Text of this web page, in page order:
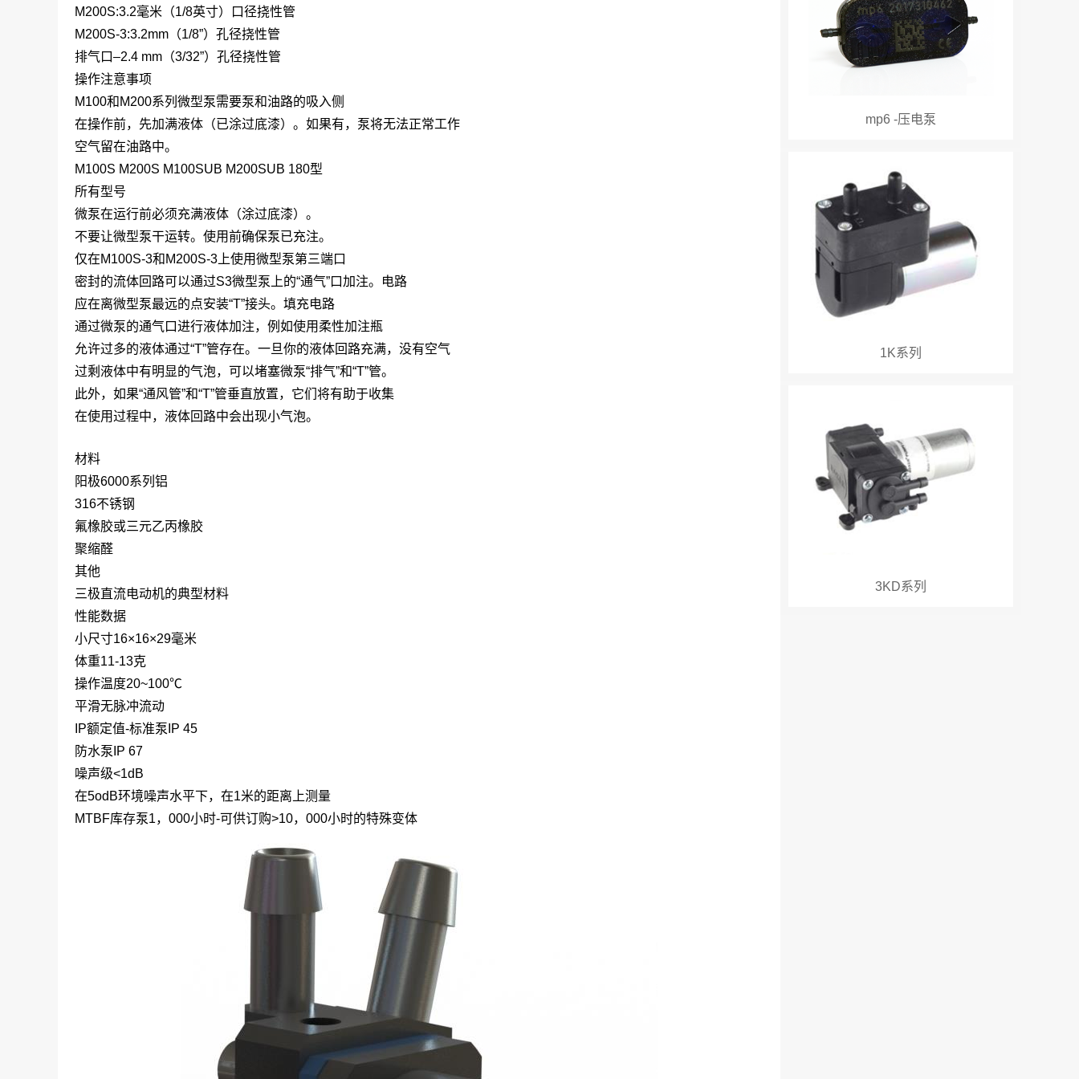
M200S:3.2毫米（1/8英寸）口径挠性管
M200S-3:3.2mm（1/8”）孔径挠性管
排气口–2.4 mm（3/32”）孔径挠性管
操作注意事项
M100和M200系列微型泵需要泵和油路的吸入侧
在操作前，先加满液体（已涂过底漆）。如果有，泵将无法正常工作
空气留在油路中。
M100S M200S M100SUB M200SUB 180型
所有型号
微泵在运行前必须充满液体（涂过底漆）。
不要让微型泵干运转。使用前确保泵已充注。
仅在M100S-3和M200S-3上使用微型泵第三端口
密封的流体回路可以通过S3微型泵上的“通气”口加注。电路
应在离微型泵最远的点安装“T”接头。填充电路
通过微泵的通气口进行液体加注，例如使用柔性加注瓶
允许过多的液体通过“T”管存在。一旦你的液体回路充满，没有空气
过剩液体中有明显的气泡，可以堵塞微泵“排气”和“T”管。
此外，如果“通风管”和“T”管垂直放置，它们将有助于收集
在使用过程中，液体回路中会出现小气泡。
材料
阳极6000系列铝
316不锈钢
氟橡胶或三元乙丙橡胶
聚缩醛
其他
三极直流电动机的典型材料
性能数据
小尺寸16×16×29毫米
体重11-13克
操作温度20~100℃
平滑无脉冲流动
IP额定值-标准泵IP 45
防水泵IP 67
噪声级<1dB
在5odB环境噪声水平下，在1米的距离上测量
MTBF库存泵1，000小时-可供订购>10，000小时的特殊变体
mp6 -压电泵
1K系列
3KD系列